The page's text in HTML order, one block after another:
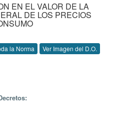
EN EL VALOR DE LA
DE LOS PRECIOS
la Norma Ver Imagen del D.O.